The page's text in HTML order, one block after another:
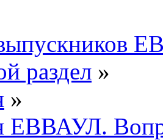
раздел »
»
ЕВВАУЛ.